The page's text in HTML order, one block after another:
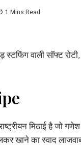
1 Mins Read
वाली सॉफ्ट
मिठाई है जो
खाने का स्वाद